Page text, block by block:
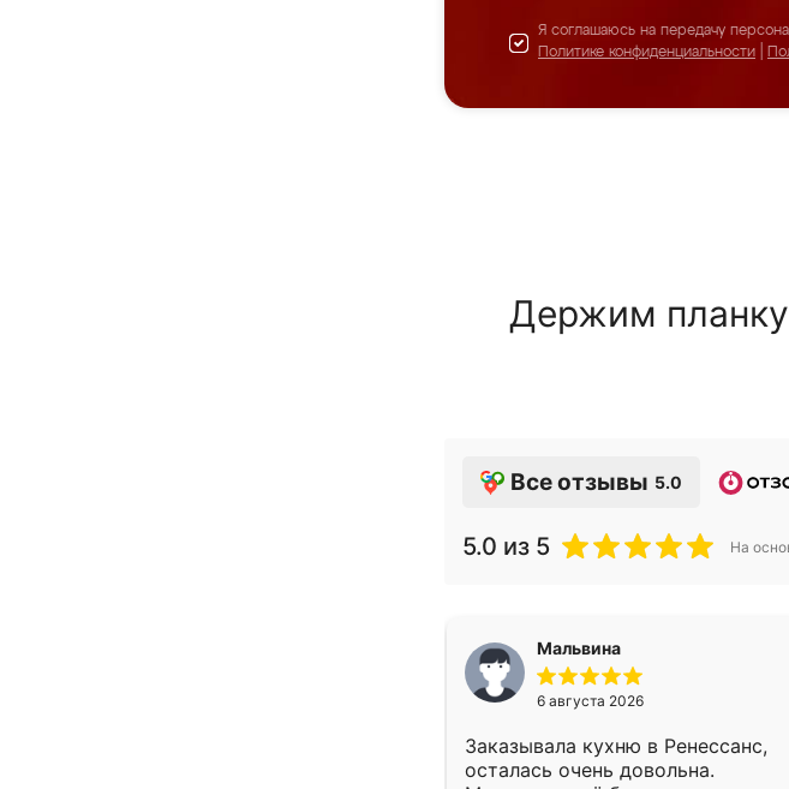
Я соглашаюсь на передачу
Политике конфиденциальности
Держим
Все отзывы 5.0
5.0 из 5 На
Мальвина
6 августа 2026
Заказывала кухню в Ренессанс,
осталась очень довольна.